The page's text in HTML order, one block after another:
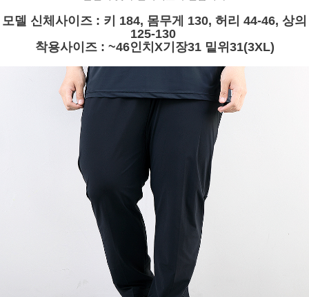
모델 신체사이즈 : 키 184, 몸무게 130, 허리 44-46, 상의
125-130
착용사이즈 : ~46인치X기장31 밑위31(3XL)